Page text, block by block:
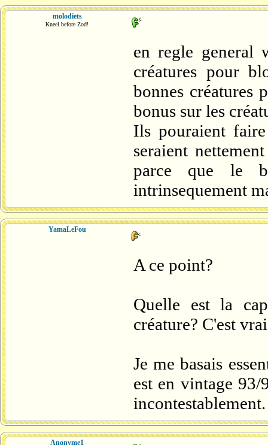
molodiets
Kneel before Zod!
en regle general
créatures pour
bonnes créatures
bonus sur les
Ils pouraient
seraient
parce que le
intrinsequement
YamaLeFou
A ce point?
Quelle est la
créature? C'est
Je me basais
est en vintage
incontestablement.
Anonyme1